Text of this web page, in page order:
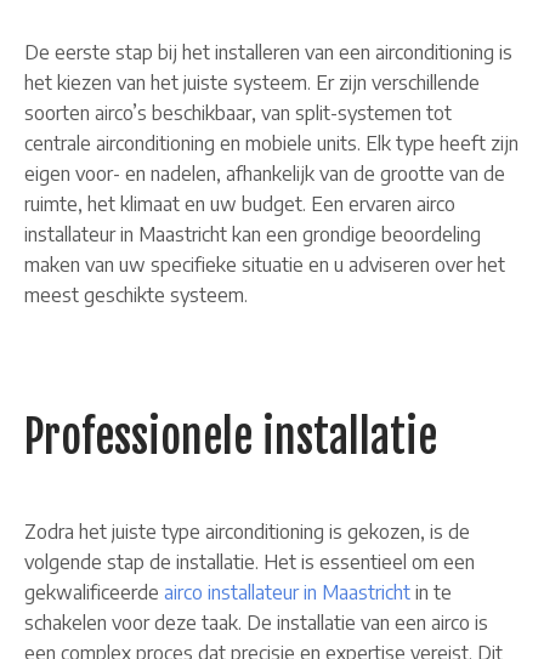
De eerste stap bij het installeren van een airconditioning is
het kiezen van het juiste systeem. Er zijn verschillende
soorten airco’s beschikbaar, van split-systemen tot
centrale airconditioning en mobiele units. Elk type heeft zijn
eigen voor- en nadelen, afhankelijk van de grootte van de
ruimte, het klimaat en uw budget. Een ervaren airco
installateur in Maastricht kan een grondige beoordeling
maken van uw specifieke situatie en u adviseren over het
meest geschikte systeem.
Professionele installatie
Zodra het juiste type airconditioning is gekozen, is de
volgende stap de installatie. Het is essentieel om een
gekwalificeerde airco installateur in Maastricht in te
schakelen voor deze taak. De installatie van een airco is
een complex proces dat precisie en expertise vereist. Dit